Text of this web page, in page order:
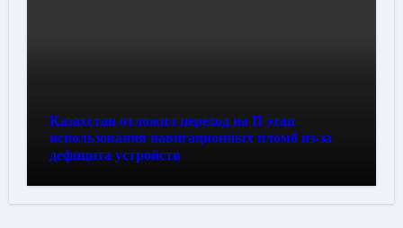
Казахстан отложил переход на II этап
использования навигационных пломб из-за
дефицита устройств